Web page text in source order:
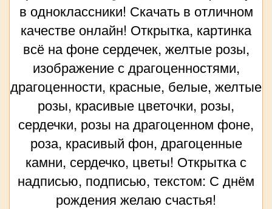
в одноклассники! Скачать в отличном
качестве онлайн! Открытка, картинка
всё на фоне сердечек, желтые розы,
изображение с драгоценностями,
драгоценности, красные, белые, желтые
розы, красивые цветочки, розы,
сердечки, розы на драгоценном фоне,
роза, красивый фон, драгоценные
камни, сердечко, цветы! Открытка с
надписью, подписью, текстом: С днём
рождения желаю счастья!